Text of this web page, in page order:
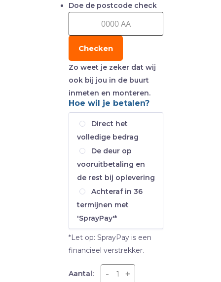
Doe de postcode check
Checken
Zo weet je zeker dat wij
ook bij jou in de buurt
inmeten en monteren.
Hoe wil je betalen?
Direct het
volledige bedrag
De deur op
vooruitbetaling en
de rest bij oplevering
Achteraf in 36
termijnen met
'SprayPay'*
*Let op: SprayPay is een
financieel verstrekker.
Aantal: - +